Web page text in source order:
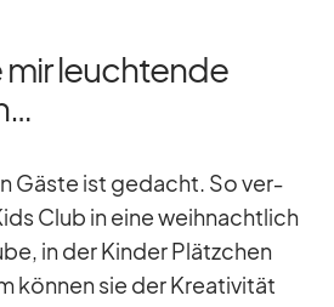
mir leuchtende
Gäste ist ge­dacht. So ver­
Club in eine weih­nacht­lich
in der Kin­der Plätz­chen
kön­nen sie der Krea­ti­vi­tät